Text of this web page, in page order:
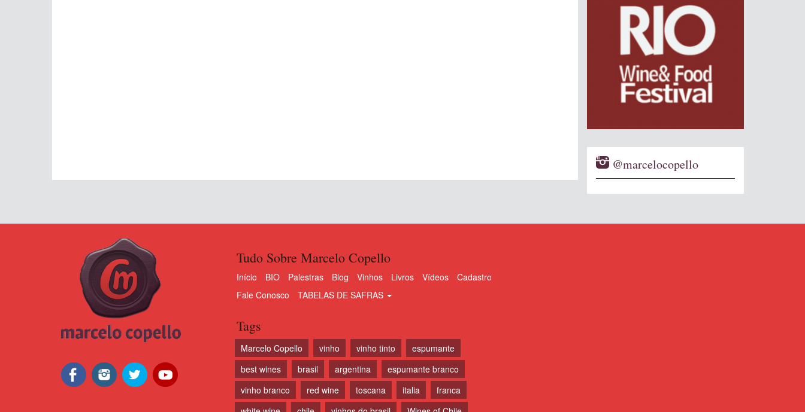
@marcelocopello
Tudo Sobre Marcelo Copello
Início BIO Palestras Blog Vinhos Livros Vídeos
Cadastro
Fale Conosco
TABELAS DE SAFRAS
Tags
Marcelo Copello vinho vinho tinto
espumante
best wines
brasil argentina
espumante branco
vinho branco
red wine toscana italia
franca